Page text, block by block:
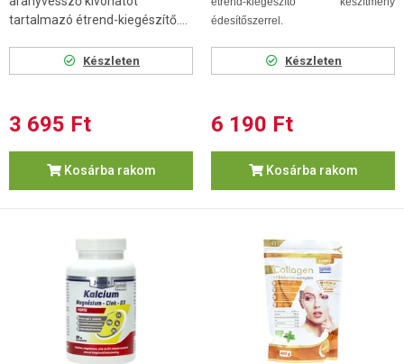
tartalmazó étrend-kiegészítő....
Készleten
3 695 Ft
Kosárba rakom
édesítőszerrel.
Készleten
6 190 Ft
Kosárba rakom